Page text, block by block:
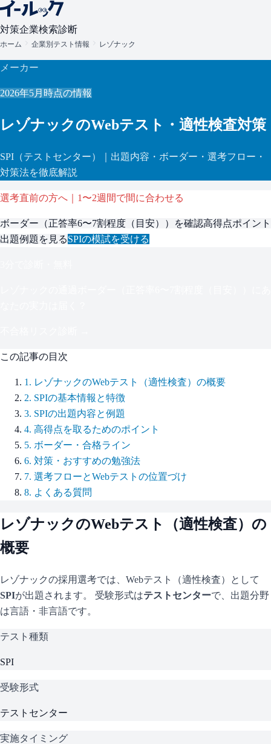
対策企業検索診断
ホーム 企業別テスト情報 レゾナック
メーカー
2026年5月 時点の情報
レゾナックのWebテスト・適性検査対策
SPI （テストセンター）
｜出題内容・ボーダー・選考フロー・
対策法を徹底解説
選考直前の方へ｜1〜2週間で間に合わせる
ボーダー（正答率6〜7割程度（目安） ）を確認高得点ポイント
出題例題を見るSPIの模試を受ける
この記事の目次
1 . レゾナックのWebテスト（適性検査）の概要
2. SPIの基本情報と特徴
3. SPIの出題内容と例題
4. 高得点を取るためのポイント
5. ボーダー・合格ライン
6. 対策・おすすめの勉強法
7. 選考フローとWebテストの位置づけ
8. よくある質問
レゾナックのWebテスト（適性検査）の
概要
レゾナックの採用選考では、Webテスト（適性検査）として
SPIが出題されます。 受験形式はテストセンターで、 出題分野
は言語・非言語です。
テスト種類
SPI
受験形式
テストセンター
実施タイミング